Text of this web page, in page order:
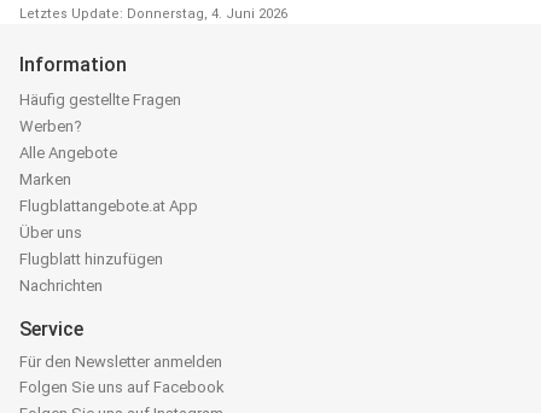
Letztes Update: Donnerstag, 4. Juni 2026
Information
Häufig gestellte Fragen
Werben?
Alle Angebote
Marken
Flugblattangebote.at App
Über uns
Flugblatt hinzufügen
Nachrichten
Service
Für den Newsletter anmelden
Folgen Sie uns auf Facebook